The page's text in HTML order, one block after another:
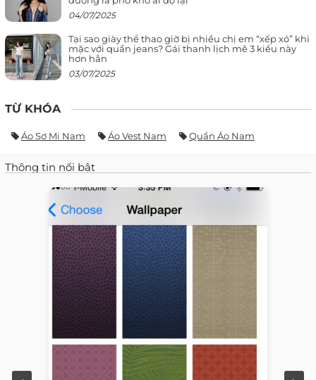
04/07/2025
Tại sao giày thể thao giờ bị nhiều chị em “xếp xó” khi
mặc với quần jeans? Gái thanh lịch mê 3 kiểu này
hơn hẳn
03/07/2025
TỪ KHÓA
Áo Sơ Mi Nam Áo Vest Nam Quần Áo Nam
Thông tin nổi bật